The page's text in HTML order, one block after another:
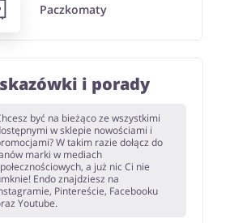
Paczkomaty
i porady
być na bieżąco ze wszystkimi
w sklepie nowościami i
W takim razie dołącz do
marki w mediach
a już nic Ci nie
Endo znajdziesz na
Pintereście, Facebooku
Youtube.